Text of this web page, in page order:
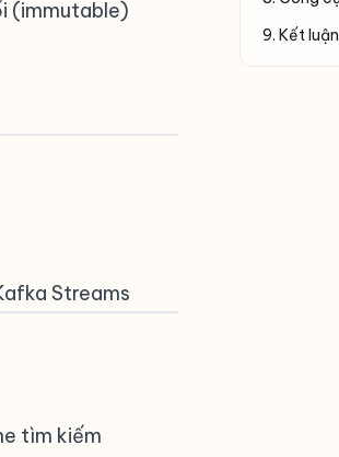
(immutable)
Streams
tìm kiếm
9. Kết luận